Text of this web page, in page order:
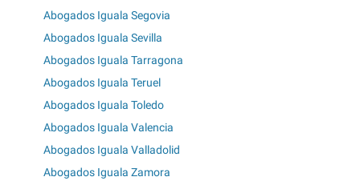
Abogados Iguala Segovia
Abogados Iguala Sevilla
Abogados Iguala Tarragona
Abogados Iguala Teruel
Abogados Iguala Toledo
Abogados Iguala Valencia
Abogados Iguala Valladolid
Abogados Iguala Zamora